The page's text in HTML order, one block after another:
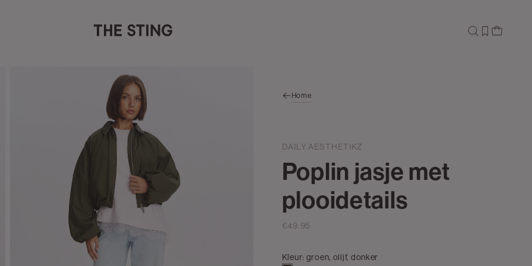
Home
DAILY AESTHETIKZ
Poplin jasje met
plooidetails
€49.95
Kleur: groen, olijf, donker